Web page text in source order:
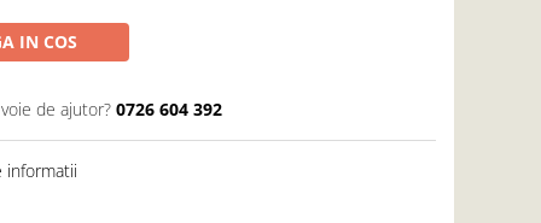
IN COS
de ajutor? 0726 604 392
informatii